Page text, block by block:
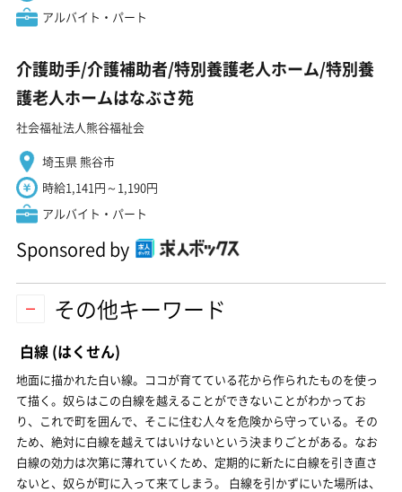
アルバイト・パート
介護助手/介護補助者/特別養護老人ホーム/特別養
護老人ホームはなぶさ苑
社会福祉法人熊谷福祉会
埼玉県 熊谷市
時給1,141円～1,190円
アルバイト・パート
Sponsored by
その他キーワード
白線 (はくせん)
地面に描かれた白い線。ココが育てている花から作られたものを使っ
て描く。奴らはこの白線を越えることができないことがわかってお
り、これで町を囲んで、そこに住む人々を危険から守っている。その
ため、絶対に白線を越えてはいけないという決まりごとがある。なお
白線の効力は次第に薄れていくため、定期的に新たに白線を引き直さ
ないと、奴らが町に入って来てしまう。 白線を引かずにいた場所は、